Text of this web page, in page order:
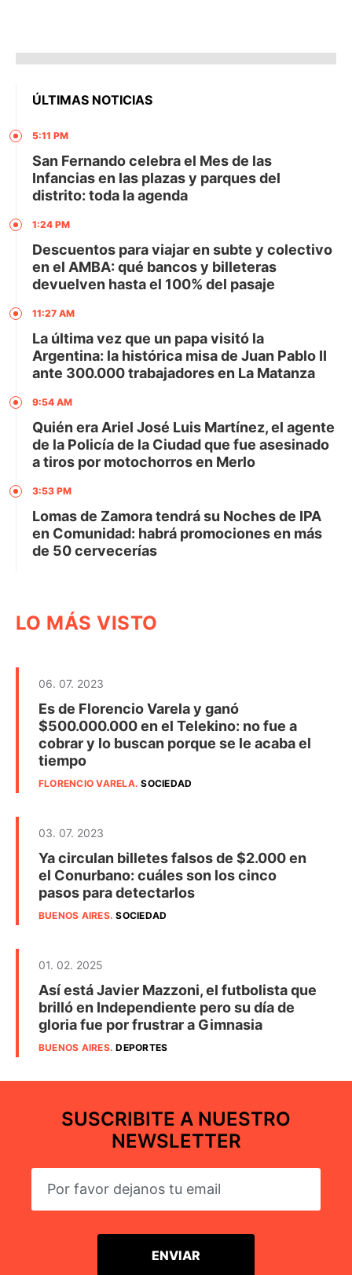
ÚLTIMAS NOTICIAS
5:11 PM
San Fernando celebra el Mes de las
Infancias en las plazas y parques del
distrito: toda la agenda
1:24 PM
Descuentos para viajar en subte y colectivo
en el AMBA: qué bancos y billeteras
devuelven hasta el 100% del pasaje
11:27 AM
La última vez que un papa visitó la
Argentina: la histórica misa de Juan Pablo II
ante 300.000 trabajadores en La Matanza
9:54 AM
Quién era Ariel José Luis Martínez, el agente
de la Policía de la Ciudad que fue asesinado
a tiros por motochorros en Merlo
3:53 PM
Lomas de Zamora tendrá su Noches de IPA
en Comunidad: habrá promociones en más
de 50 cervecerías
LO MÁS VISTO
06. 07. 2023
Es de Florencio Varela y ganó
$500.000.000 en el Telekino: no fue a
cobrar y lo buscan porque se le acaba el
tiempo
FLORENCIO VARELA.SOCIEDAD
03. 07. 2023
Ya circulan billetes falsos de $2.000 en
el Conurbano: cuáles son los cinco
pasos para detectarlos
BUENOS AIRES.SOCIEDAD
01. 02. 2025
Así está Javier Mazzoni, el futbolista que
brilló en Independiente pero su día de
gloria fue por frustrar a Gimnasia
BUENOS AIRES.DEPORTES
SUSCRIBITE A NUESTRO
NEWSLETTER